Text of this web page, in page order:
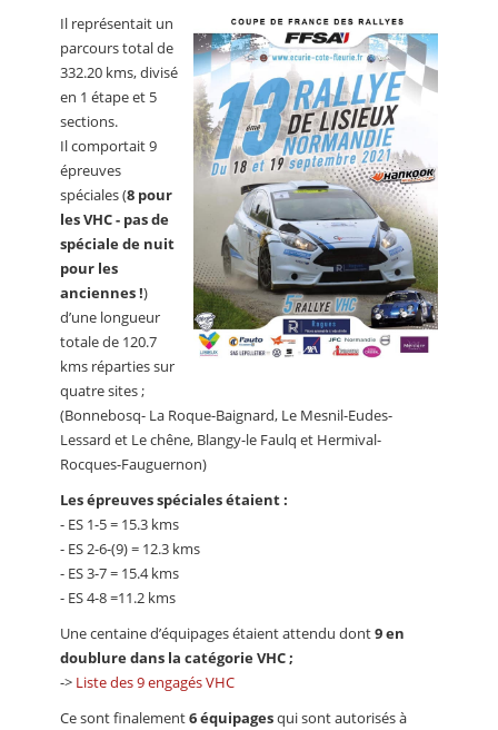
Il représentait un
parcours total de
332.20 kms, divisé
en 1 étape et 5
sections.
Il comportait 9
épreuves
spéciales (8 pour
les VHC - pas de
spéciale de nuit
pour les
anciennes !)
d’une longueur
totale de 120.7
kms réparties sur
quatre sites ;
(Bonnebosq- La Roque-Baignard, Le Mesnil-Eudes-
Lessard et Le chêne, Blangy-le Faulq et Hermival-
Rocques-Fauguernon)
Les épreuves spéciales étaient :
- ES 1-5 = 15.3 kms
- ES 2-6-(9) = 12.3 kms
- ES 3-7 = 15.4 kms
- ES 4-8 =11.2 kms
Une centaine d’équipages étaient attendu dont9 en
doublure dans la catégorie VHC ;
-> Liste des 9 engagés VHC
Ce sont finalement6 équipagesqui sont autorisés à